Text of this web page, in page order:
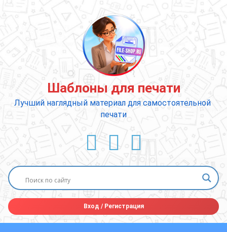
содержимому
Шаблоны для печати
Лучший наглядный материал для самостоятельной
печати
ВКонтакте
YouTube
E-mail
Вход /Регистрация